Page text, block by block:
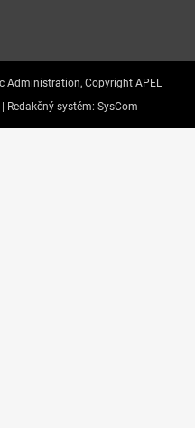
Administration, Copyright APEL
Redakčný systém: SysCom